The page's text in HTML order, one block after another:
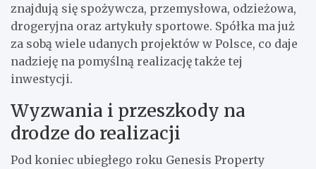
znajdują się spożywcza, przemysłowa, odzieżowa,
drogeryjna oraz artykuły sportowe. Spółka ma już
za sobą wiele udanych projektów w Polsce, co daje
nadzieję na pomyślną realizację także tej
inwestycji.
Wyzwania i przeszkody na
drodze do realizacji
Pod koniec ubiegłego roku Genesis Property